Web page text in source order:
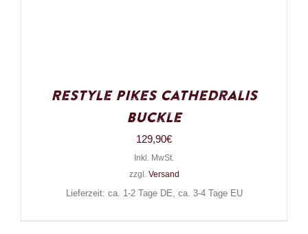
Restyle Pikes Cathedralis
Buckle
129,90€
Inkl. MwSt.
zzgl. Versand
Lieferzeit: ca. 1-2 Tage DE, ca. 3-4 Tage EU